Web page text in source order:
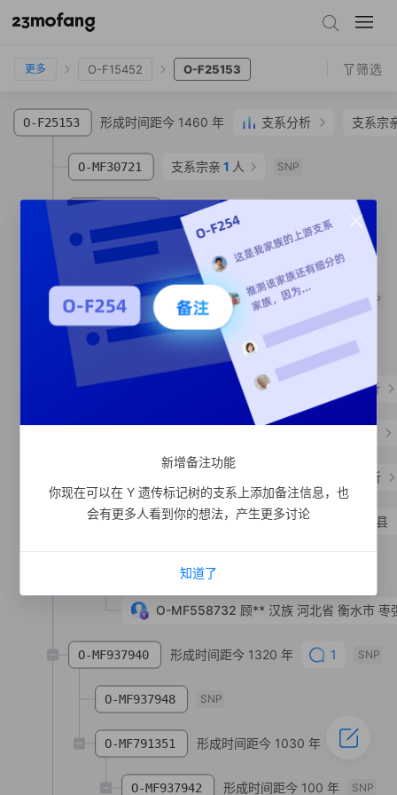
O-CTS3857
更多 O-F15452 O-F25153 筛选
O-F25153 形成时间距今 1460 年 支系分析 支系宗
O-MF30721 支系宗亲 1 人 SNP
支系宗亲
O-MF394510 SNP
O-MF540584 形成时间距今 1000 年 SNP
O-MF598945 形成时间距今 1230 年 支系分析
支系分析
O-MF937940 形成时间距今 1320 年 1 SNP
O-MF540585 SNP
O-MF440158张** 汉族江苏省 宿迁市 泗阳县
形成时间距今 790 年
O-MF937948 SNP
O-MF791351 形成时间距今 1030 年 SNP
O-MF558732 顾** 汉族 河北省 衡水市 枣
O-MF937942 形成时间距今 100 年 SNP
新增备注功能
你现在可以在 Y 遗传标记树的支系上添加备注信息，也
会有更多人看到你的想法，产生更多讨论
知道了